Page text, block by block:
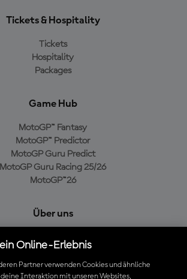
Tickets & Hospitality
Tickets
Hospitality
Packages
Game Hub
MotoGP™ Fantasy
MotoGP™ Predictor
MotoGP Guru Predict
MotoGP Guru Racing 25/26
MotoGP™26
Über uns
Cookie-Richtlinien
Geschäftsbedingungen
Online-Erlebnis
Partner verwenden Cookies und ähnliche
Interaktion mit unseren Websites,